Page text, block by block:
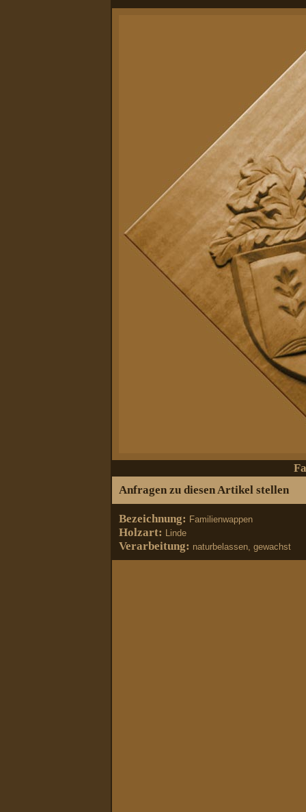
Anfragen zu diesen Artikel stellen
Bezeichnung: Familienwappen
Holzart: Linde
Verarbeitung: naturbelassen, gewachst